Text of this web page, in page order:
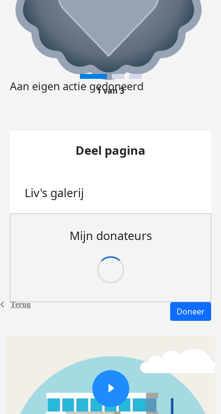
Terug
Aan eigen actie gedoneerd
1 van 3
Deel pagina
Liv's galerij
Mijn donateurs
Doneer